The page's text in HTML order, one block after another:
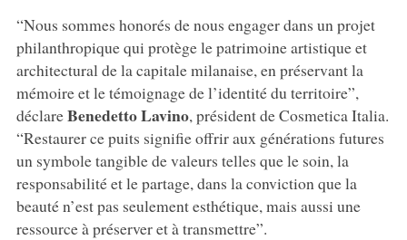
“Nous sommes honorés de nous engager dans un projet
philanthropique qui protège le patrimoine artistique et
architectural de la capitale milanaise, en préservant la
mémoire et le témoignage de l’identité du territoire”,
déclareBenedetto Lavino, président de Cosmetica Italia.
“Restaurer ce puits signifie offrir aux générations futures
un symbole tangible de valeurs telles que le soin, la
responsabilité et le partage, dans la conviction que la
beauté n’est pas seulement esthétique, mais aussi une
ressource à préserver et à transmettre”.